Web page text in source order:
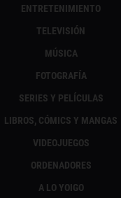
ENTRETENIMIENTO
TELEVISIÓN
MÚSICA
FOTOGRAFÍA
SERIES Y PELÍCULAS
LIBROS, CÓMICS Y MANGAS
VIDEOJUEGOS
ORDENADORES
A LO YOIGO